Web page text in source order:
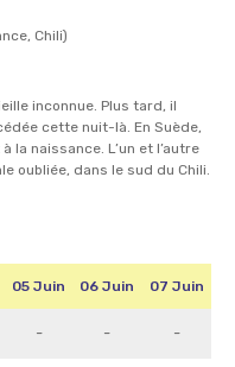
Chili)
inconnue. Plus tard, il
cette nuit-là. En Suède,
la naissance. L’un et l’autre
oubliée, dans le sud du Chili.
05 Juin 06 Juin 07 Juin
- - -